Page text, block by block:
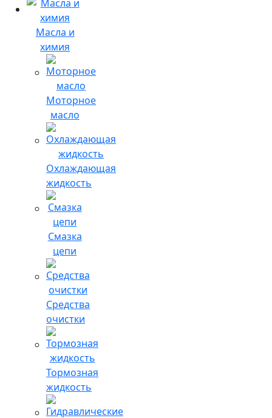
Масла и
химия
Моторное
масло
Охлаждающая
жидкость
Смазка
цепи
Средства
очистки
Тормозная
жидкость